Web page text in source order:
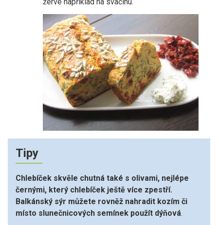
Tipy
Chlebíček skvěle chutná také s olivami, nejlépe
černými, který chlebíček ještě více zpestří.
Balkánský sýr můžete rovněž nahradit kozím či
místo slunečnicových semínek použít dýňová.